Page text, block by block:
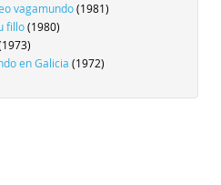
vagamundo(1981)
fillo(1980)
en Galicia (1972)